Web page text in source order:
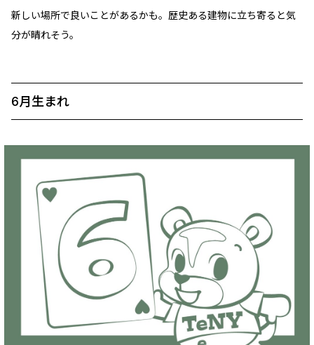
新しい場所で良いことがあるかも。歴史ある建物に立ち寄ると気
分が晴れそう。
6月生まれ